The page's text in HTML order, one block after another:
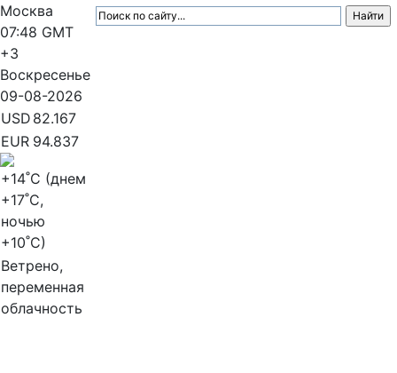
Москва
07:48 GMT
+3
Воскресенье
09-08-2026
USD 82.167
EUR 94.837
+14˚C (днем
+17˚C,
ночью
+10˚C)
Ветрено,
переменная
облачность